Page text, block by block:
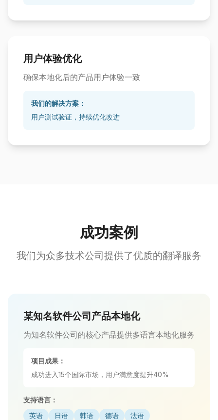
用户体验优化
确保本地化后的产品用户体验一致
我们的解决方案：
用户测试验证，持续优化改进
成功案例
我们为众多技术公司提供了优质的翻译服务
某知名软件公司产品本地化
为知名软件公司的核心产品提供多语言本地化服务
项目成果：
成功进入15个国际市场，用户满意度提升40%
支持语言：
英语
日语 韩语 德语 法语